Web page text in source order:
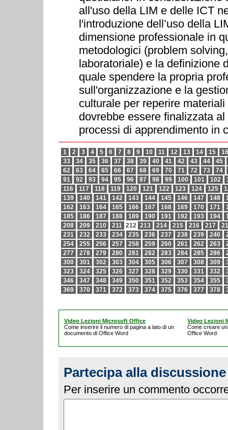
all'uso della LIM e delle ICT
l'introduzione dell’uso della
dimensione professionale in
metodologici (problem
laboratoriale) e la definizione
quale spendere la propria
sull'organizzazione e la
culturale per reperire
dovrebbe essere finalizzata
processi di apprendimento in
1 2 3 4 5 6 7 8 9 10 11 12 13 14 15
16
33
34 35 36 37 38 39 40 41 42 43 44
45
62
63 64 65 66 67 68 69 70 71 72 73
74
91
92 93 94 95 96 97 98 99 100 101 102
116
117 118 119 120 121 122 123 124 125
139
140 141 142 143 144 145 146 147 148
162
163 164 165 166 167 168 169 170 171
185
186 187 188 189 190 191 192 193 194
208
209 210 211 212 213 214 215 216 217
231
232 233 234 235 236 237 238 239 240
254
255 256 257 258 259 260 261 262 263
277
278 279 280 281 282 283 284 285 286
300
301 302 303 304 305 306 307 308 309
323
324 325 326 327 328 329 330 331 332
346
347 348 349 350 351 352 353 354 355
369
370 371 372 373 374 375 376 377 378
Video Lezioni Microsoft Office
Come inserire il numero di pagina a lato di un
documento di Office Word
Video Lezioni
Come creare
Office Word
Partecipa alla discussione
Per inserire un commento